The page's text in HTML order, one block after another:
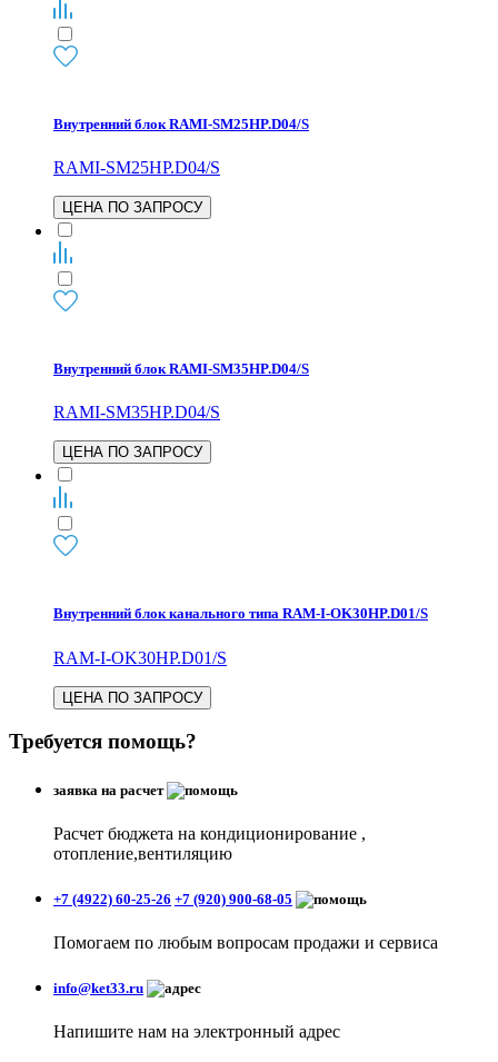
Внутренний блок RAMI-SM25HP.D04/S
RAMI-SM25HP.D04/S
ЦЕНА ПО ЗАПРОСУ
Внутренний блок RAMI-SM35HP.D04/S
RAMI-SM35HP.D04/S
ЦЕНА ПО ЗАПРОСУ
Внутренний блок канального типа RAM-I-OK30HP.D01/S
RAM-I-OK30HP.D01/S
ЦЕНА ПО ЗАПРОСУ
Требуется помощь?
заявка на расчет
Расчет бюджета на кондиционирование ,
отопление,вентиляцию
+7 (4922) 60-25-26 +7 (920) 900-68-05
Помогаем по любым вопросам продажи и сервиса
info@ket33.ru
Напишите нам на электронный адрес